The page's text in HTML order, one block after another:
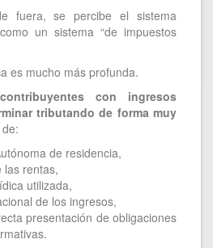
fuera, se percibe el sistema
un sistema “de impuestos
es mucho más profunda.
con ingresos
tributando de forma muy
de residencia,
las rentas,
utilizada,
de los ingresos,
presentación de obligaciones